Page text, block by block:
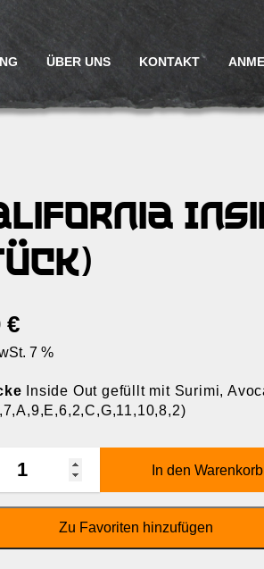
ÜBER UNS KONTAKT
€
7 %
Inside Out gefüllt mit Surimi,